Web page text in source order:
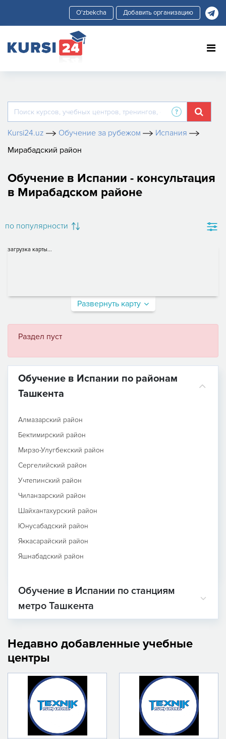
Добавить организацию
Kursi24.uz Обучение за рубежом
Испания
Мирабадский район
Обучение в Испании - консультация
в Мирабадском районе
по популярности
загрузка карты...
Развернуть карту
Раздел пуст
Обучение в Испании по районам
Ташкента
Алмазарский район
Бектимирский район
Мирзо-Улугбекский район
Сергелийский район
Учтепинский район
Чиланзарский район
Шайхантахурский район
Юнусабадский район
Яккасарайский район
Яшнабадский район
Обучение в Испании по станциям
метро Ташкента
Недавно добавленные учебные
центры